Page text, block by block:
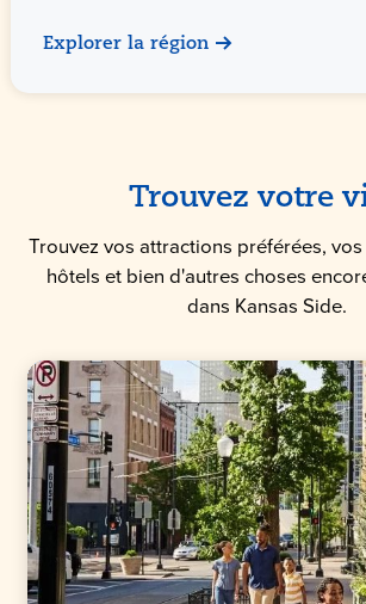
Explorer la région
Trouvez votre
Trouvez vos attractions préférées,
hôtels et bien d'autres choses
dans Kansas Side.